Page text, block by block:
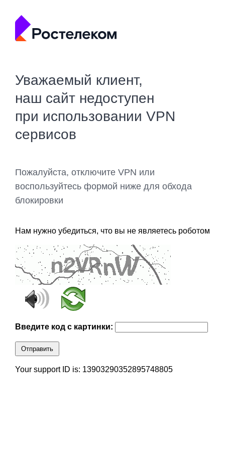
Уважаемый клиент,
наш сайт недоступен
при использовании VPN
сервисов
Пожалуйста, отключите VPN или
воспользуйтесь формой ниже для обхода
блокировки
Нам нужно убедиться, что вы не являетесь роботом
Введите код с картинки:
Отправить
Your support ID is: 13903290352895748805